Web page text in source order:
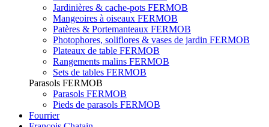
Jardinières & cache-pots FERMOB
Mangeoires à oiseaux FERMOB
Patères & Portemanteaux FERMOB
Photophores, soliflores & vases de jardin FERMOB
Plateaux de table FERMOB
Rangements malins FERMOB
Sets de tables FERMOB
Parasols FERMOB
Parasols FERMOB
Pieds de parasols FERMOB
Fourrier